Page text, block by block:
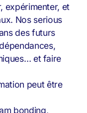
expérimenter, et
Nos serious
des futurs
et faire
peut être
bonding,